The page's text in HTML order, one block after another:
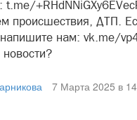
t.me/
происшествия, ДТП.
нам: vk.me/
7 Марта 2025 в